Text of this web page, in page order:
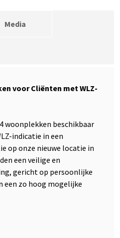
Media
voor Cliënten met WLZ-
woonplekken beschikbaar
indicatie in een
op onze nieuwe locatie in
een veilige en
gericht op persoonlijke
een zo hoog mogelijke